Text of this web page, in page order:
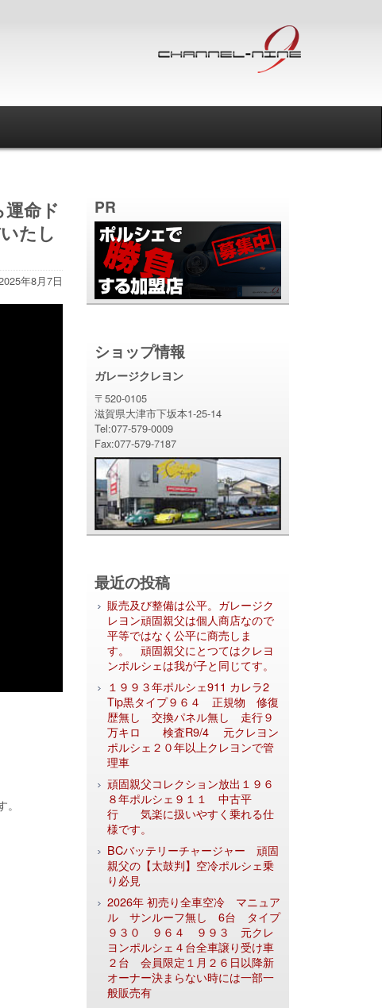
命ド
たし
年8月7日
PR
ショップ情報
ガレージクレヨン
〒520-0105
滋賀県大津市下坂本1-25-14
Tel:077-579-0009
Fax:077-579-7187
最近の投稿
販売及び整備は公平。ガレージク
レヨン頑固親父は個人商店なので
平等ではなく公平に商売しま
す。 頑固親父にとつてはクレヨ
ンポルシェは我が子と同じてす。
１９９３年ポルシェ911 カレラ2
Tip黒タイプ９６４ 正規物 修復
歴無し 交換パネル無し 走行９
万キロ 検査R9/4 元クレヨン
ポルシェ２０年以上クレヨンで管
理車
頑固親父コレクション放出１９６
８年ポルシェ９１１ 中古平
行 気楽に扱いやすく乗れる仕
様です。
BCバッテリーチャージャー 頑固
親父の【太鼓判】空冷ポルシェ乗
り必見
2026年 初売り全車空冷 マニュア
ル サンルーフ無し 6台 タイプ
９３０ ９６４ ９９３ 元クレ
ヨンポルシェ４台全車譲り受け車
２台 会員限定１月２６日以降新
オーナー決まらない時には一部一
般販売有